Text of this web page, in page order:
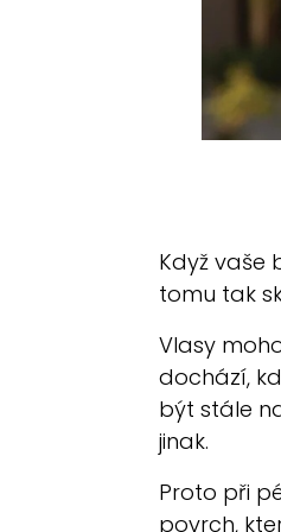
Když vaše
tomu tak
Vlasy
dochází,
být stále
jinak.
Proto při
povrch,